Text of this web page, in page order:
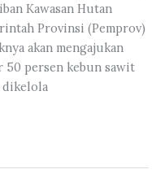
Kawasan Hutan
Provinsi (Pemprov)
akan mengajukan
50 persen kebun sawit
dikelola